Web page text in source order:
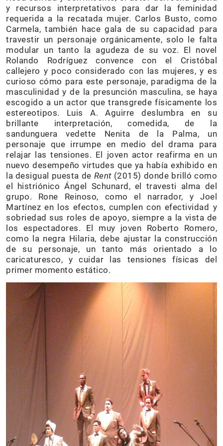
y recursos interpretativos para dar la feminidad
requerida a la recatada mujer. Carlos Busto, como
Carmela, también hace gala de su capacidad para
travestir un personaje orgánicamente, solo le falta
modular un tanto la agudeza de su voz. El novel
Rolando Rodríguez convence con el Cristóbal
callejero y poco considerado con las mujeres, y es
curioso cómo para este personaje, paradigma de la
masculinidad y de la presunción masculina, se haya
escogido a un actor que transgrede físicamente los
estereotipos. Luis A. Aguirre deslumbra en su
brillante interpretación, comedida, de la
sandunguera vedette Nenita de la Palma, un
personaje que irrumpe en medio del drama para
relajar las tensiones. El joven actor reafirma en un
nuevo desempeño virtudes que ya había exhibido en
la desigual puesta de Rent (2015) donde brilló como
el histriónico Ángel Schunard, el travesti alma del
grupo. Rone Reinoso, como el narrador, y Joel
Martínez en los efectos, cumplen con efectividad y
sobriedad sus roles de apoyo, siempre a la vista de
los espectadores. El muy joven Roberto Romero,
como la negra Hilaria, debe ajustar la construcción
de su personaje, un tanto más orientado a lo
caricaturesco, y cuidar las tensiones físicas del
primer momento estático.